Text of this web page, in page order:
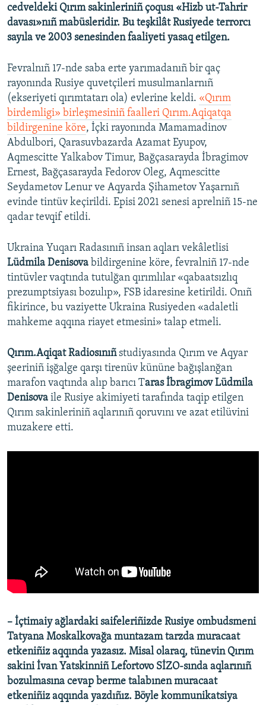
cedveldeki Qırım sakinleriniñ çoqusı «Hizb ut-Tahrir
davası»nıñ mabüsleridir. Bu teşkilât Rusiyede terrorcı
sayıla ve 2003 senesinden faaliyeti yasaq etilgen. ​
Fevralnıñ 17-nde saba erte yarımadanıñ bir qaç
rayonında Rusiye quvetçileri musulmanlarnıñ
(ekseriyeti qırımtatarı ola) evlerine keldi. «Qırım
birdemligi» birleşmesiniñ faalleri Qırım.Aqiqatqa
bildirgenine köre, İçki rayonında Mamamadinov
Abdulbori, Qarasuvbazarda Azamat Eyupov,
Aqmescitte Yalkabov Timur, Bağçasarayda İbragimov
Ernest, Bağçasarayda Fedorov Oleg, Aqmescitte
Seydametov Lenur ve Aqyarda Şihametov Yaşarnıñ
evinde tintüv keçirildi. Episi 2021 senesi aprelniñ 15-ne
qadar tevqif etildi.
Ukraina Yuqarı Radasınıñ insan aqları vekâletlisi
Lüdmila Denisova bildirgenine köre, fevralniñ 17-nde
tintüvler vaqtında tutulğan qırımlılar «qabaatsızlıq
prezumptsiyası bozulıp», FSB idaresine ketirildi. Onıñ
fikirince, bu vaziyette Ukraina Rusiyeden «adaletli
mahkeme aqqına riayet etmesini» talap etmeli.
Qırım.Aqiqat Radiosınıñstudiyasında Qırım ve Aqyar
şeeriniñ işğalge qarşı tirenüv kününe bağışlanğan
marafon vaqtında alıp barıcı Taras İbragimov Lüdmila
Denisova ile Rusiye akimiyeti tarafında taqip etilgen
Qırım sakinleriniñ aqlarınıñ qoruvını ve azat etilüvini
muzakere etti.
– İçtimaiy ağlardaki saifeleriñizde Rusiye ombudsmeni
Tatyana Moskalkovağa muntazam tarzda muracaat
etkeniñiz aqqında yazasız. Misal olaraq, tünevin Qırım
sakini İvan Yatskinniñ Lefortovo SİZO-sında aqlarınıñ
bozulmasına cevap berme talabınen muracaat
etkeniñiz aqqında yazdıñız. Böyle kommunikatsiya